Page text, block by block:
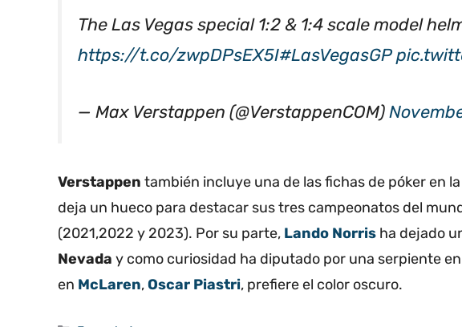
https://t.co/zwpDPsEX5I
deja un hueco para destacar sus tres campeonatos del
(2021,2022 y 2023). Por su parte,Lando Norrisha dejado
Nevaday como curiosidad ha diputado por una serpiente en
en McLaren,Oscar Piastri , prefiere el color oscuro.